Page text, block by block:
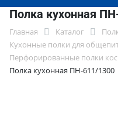
Полка кухонная
Главная Каталог
Кухонные полки для
Перфорированные полки
Полка кухонная ПН-611/1300